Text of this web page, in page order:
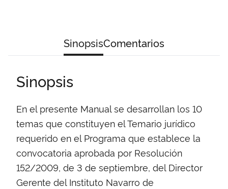
SinopsisComentarios
Sinopsis
En el presente Manual se desarrollan los 10
temas que constituyen el Temario jurídico
requerido en el Programa que establece la
convocatoria aprobada por Resolución
152/2009, de 3 de septiembre, del Director
Gerente del Instituto Navarro de